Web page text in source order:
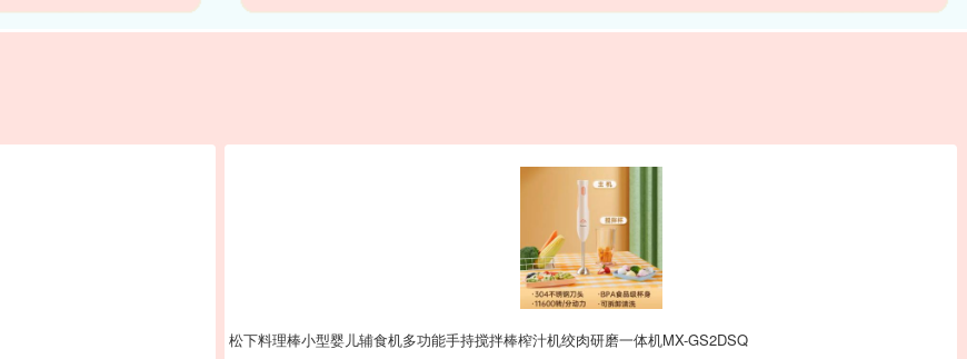
松下料理棒小型婴儿辅食机多功能手持搅拌棒榨汁机绞肉研磨一体机MX-GS2DSQ